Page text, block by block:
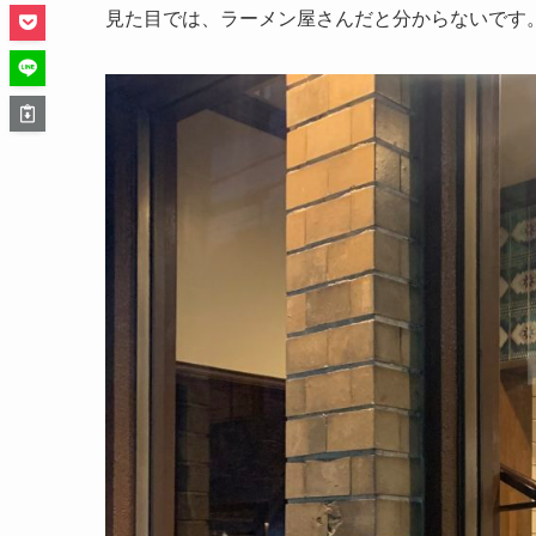
見た目では、ラーメン屋さんだと分からないです